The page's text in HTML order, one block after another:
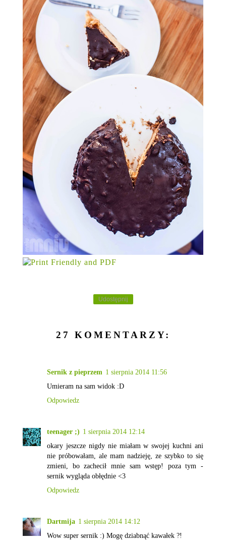
Udostępnij
27 KOMENTARZY:
Sernik z pieprzem 1 sierpnia 2014 11:56
Umieram na sam widok :D
Odpowiedz
teenager ;) 1 sierpnia 2014 12:14
okary jeszcze nigdy nie miałam w swojej kuchni ani
nie próbowałam, ale mam nadzieję, ze szybko to się
zmieni, bo zachecił mnie sam wstęp! poza tym -
sernik wygląda obłędnie <3
Odpowiedz
Dartmija 1 sierpnia 2014 14:12
Wow super sernik :) Mogę dziabnąć kawałek ?!